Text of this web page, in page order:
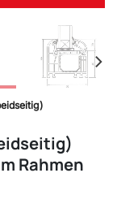
Rahmen